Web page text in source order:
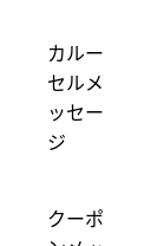
カルー
セルメ
ッセー
ジ
クーポ